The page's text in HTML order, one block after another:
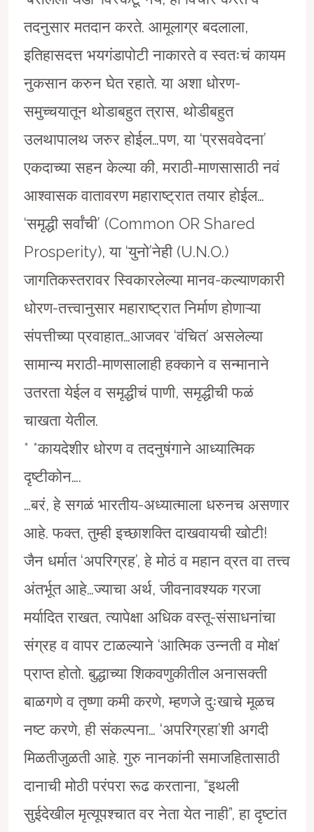
तदनुसार मतदान करते. आमूलाग्र बदलाला,
इतिहासदत्त भयगंडापोटी नाकारते व स्वतःचं कायम
नुकसान करुन घेत रहाते. या अशा धोरण-
समुच्चयातून थोडाबहुत त्रास, थोडीबहुत
उलथापालथ जरुर होईल…पण, या ‘प्रसववेदना’
एकदाच्या सहन केल्या की, मराठी-माणसासाठी नवं
आश्वासक वातावरण महाराष्ट्रात तयार होईल…
‘समृद्धी सर्वांची’ (Common OR Shared
Prosperity), या ‘युनो’नेही (U.N.O.)
जागतिकस्तरावर स्विकारलेल्या मानव-कल्याणकारी
धोरण-तत्त्वानुसार महाराष्ट्रात निर्माण होणाऱ्या
संपत्तीच्या प्रवाहात…आजवर ‘वंचित’ असलेल्या
सामान्य मराठी-माणसालाही हक्काने व सन्मानाने
उतरता येईल व समृद्धीचं पाणी, समृद्धीची फळं
चाखता येतील.
* *कायदेशीर धोरण व तदनुषंगाने आध्यात्मिक
दृष्टीकोन….
…बरं, हे सगळं भारतीय-अध्यात्माला धरुनच असणार
आहे. फक्त, तुम्ही इच्छाशक्ति दाखवायची खोटी!
जैन धर्मात ‘अपरिग्रह’, हे मोठं व महान व्रत वा तत्त्व
अंतर्भूत आहे…ज्याचा अर्थ, जीवनावश्यक गरजा
मर्यादित राखत, त्यापेक्षा अधिक वस्तू-संसाधनांचा
संग्रह व वापर टाळल्याने ‘आत्मिक उन्नती व मोक्ष’
प्राप्त होतो. बुद्धाच्या शिकवणुकीतील अनासक्ती
बाळगणे व तृष्णा कमी करणे, म्हणजे दुःखाचे मूळच
नष्ट करणे, ही संकल्पना… ‘अपरिग्रहा’शी अगदी
मिळतीजुळती आहे. गुरु नानकांनी समाजहितासाठी
दानाची मोठी परंपरा रूढ करताना, “इथली
सुईदेखील मृत्यूपश्चात वर नेता येत नाही”, हा दृष्टांत